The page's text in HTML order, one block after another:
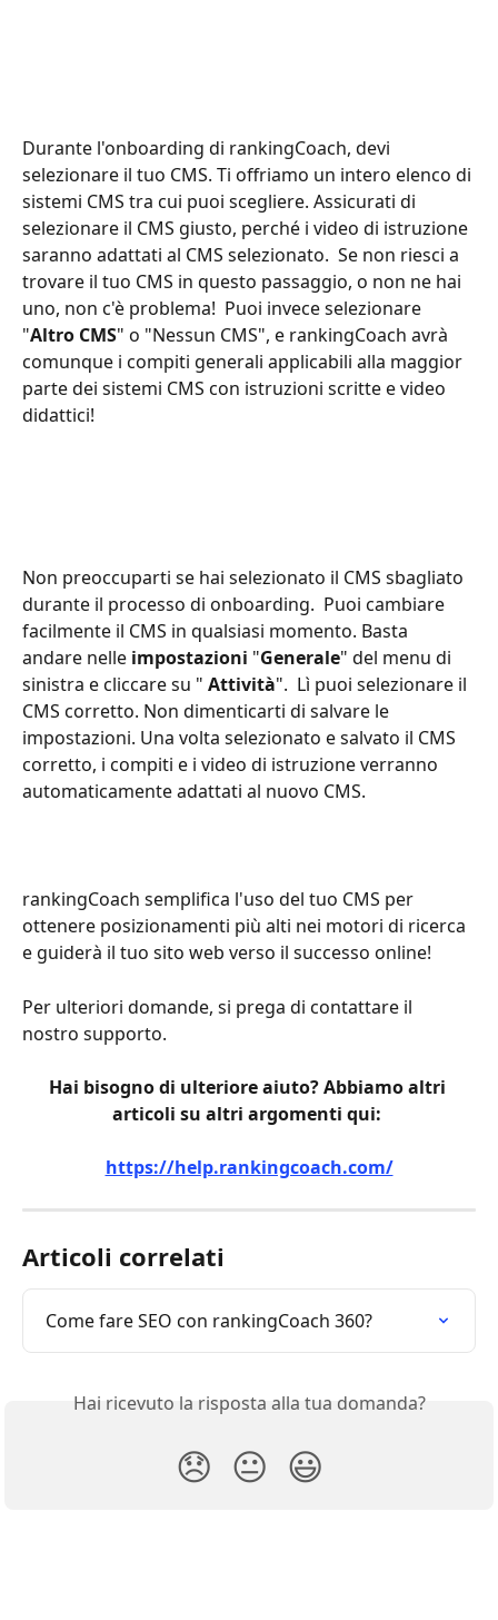
Durante l'onboarding di rankingCoach, devi
selezionare il tuo CMS. Ti offriamo un intero elenco di
sistemi CMS tra cui puoi scegliere. Assicurati di
selezionare il CMS giusto, perché i video di istruzione
saranno adattati al CMS selezionato.  Se non riesci a
trovare il tuo CMS in questo passaggio, o non ne hai
uno, non c'è problema!  Puoi invece selezionare
"Altro CMS" o "Nessun CMS", e rankingCoach avrà
comunque i compiti generali applicabili alla maggior
parte dei sistemi CMS con istruzioni scritte e video
didattici!
Non preoccuparti se hai selezionato il CMS sbagliato
durante il processo di onboarding.  Puoi cambiare
facilmente il CMS in qualsiasi momento. Basta
andare nelle impostazioni "Generale" del menu di
sinistra e cliccare su " Attività".  Lì puoi selezionare il
CMS corretto. Non dimenticarti di salvare le
impostazioni. Una volta selezionato e salvato il CMS
corretto, i compiti e i video di istruzione verranno
automaticamente adattati al nuovo CMS.
rankingCoach semplifica l'uso del tuo CMS per
ottenere posizionamenti più alti nei motori di ricerca
e guiderà il tuo sito web verso il successo online!
Per ulteriori domande, si prega di contattare il
nostro supporto.
Hai bisogno di ulteriore aiuto? Abbiamo altri
articoli su altri argomenti qui:
https://help.rankingcoach.com/
Articoli correlati
Come fare SEO con rankingCoach 360?
Hai ricevuto la risposta alla tua domanda?
😞 😐 😃